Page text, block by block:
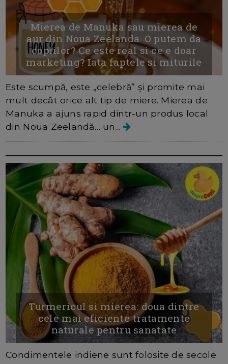
Mierea de Manuka sau mierea de
aur din Noua Zeelanda. O putem da
copiilor? Ce este real si ce e doar
marketing? Iata faptele si miturile
Este scumpă, este „celebră” și promite mai
mult decât orice alt tip de miere. Mierea de
Manuka a ajuns rapid dintr-un produs local
din Noua Zeelandă… un...
Turmericul si mierea: doua dintre
cele mai eficiente tratamente
naturale pentru sanatate
Condimentele indiene sunt folosite de secole